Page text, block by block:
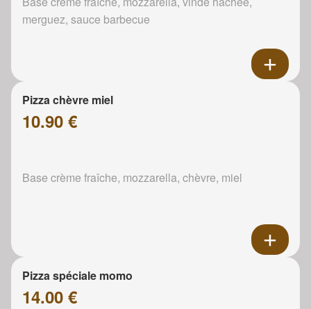
merguez, sauce barbecue
Pizza chèvre miel
10.90 €
Base crème fraîche, mozzarella, chèvre, miel
Pizza spéciale momo
14.00 €